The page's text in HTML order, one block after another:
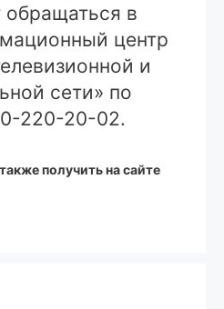
обращаться в
центр
и
сети» по
220-20-02.
получить на сайте